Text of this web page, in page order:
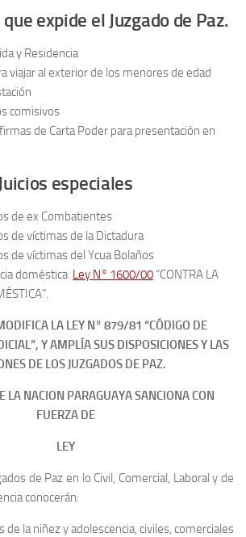
expide el Juzgado de Paz.
y Residencia
viajar al exterior de los menores de edad
comisivos
de Carta Poder para presentación en
especiales
de ex Combatientes
de víctimas de la Dictadura
de víctimas del Ycua Bolaños
doméstica Ley N° 1600/00 “CONTRA LA
LA LEY N° 879/81 “CÓDIGO DE
Y AMPLÍA SUS DISPOSICIONES Y LAS
DE LOS JUZGADOS DE PAZ.
LA NACION PARAGUAYA SANCIONA CON
FUERZA DE
LEY
de Paz en lo Civil, Comercial, Laboral y de
conocerán:
de la niñez y adolescencia, civiles, comerciales